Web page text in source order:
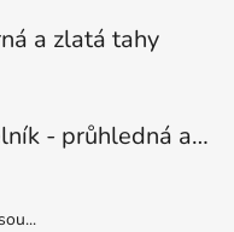
a zlatá tahy
Malé visací náušnice obdélník - průhledná a stříbrná